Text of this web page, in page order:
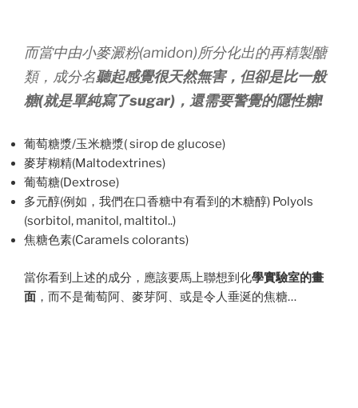
而當中由小麥澱粉(amidon)所分化出的再精製醣
類，成分名聽起感覺很天然無害，但卻是比一般
糖(就是單純寫了sugar)，還需要警覺的隱性糖!
葡萄糖漿/玉米糖漿( sirop de glucose)
麥芽糊精(Maltodextrines)
葡萄糖(Dextrose)
多元醇(例如，我們在口香糖中有看到的木糖醇) Polyols
(sorbitol, manitol, maltitol..)
焦糖色素(Caramels colorants)
當你看到上述的成分，應該要馬上聯想到化學實驗室的畫
面 ，而不是葡萄阿、麥芽阿、或是令人垂涎的焦糖…